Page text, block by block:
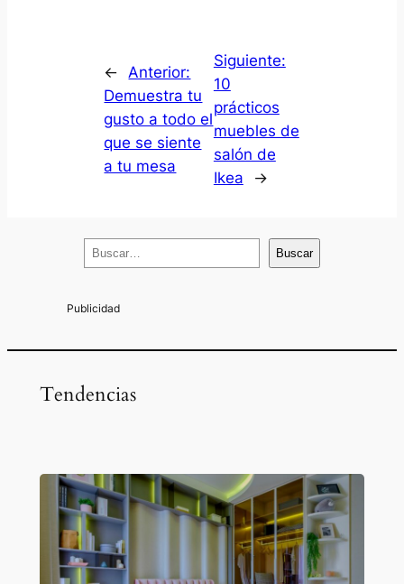
←
Anterior:
Demuestra tu
gusto a todo el
que se siente
a tu mesa
Siguiente:
10
prácticos
muebles de
salón de
Ikea
→
u
Buscar
Tendencias